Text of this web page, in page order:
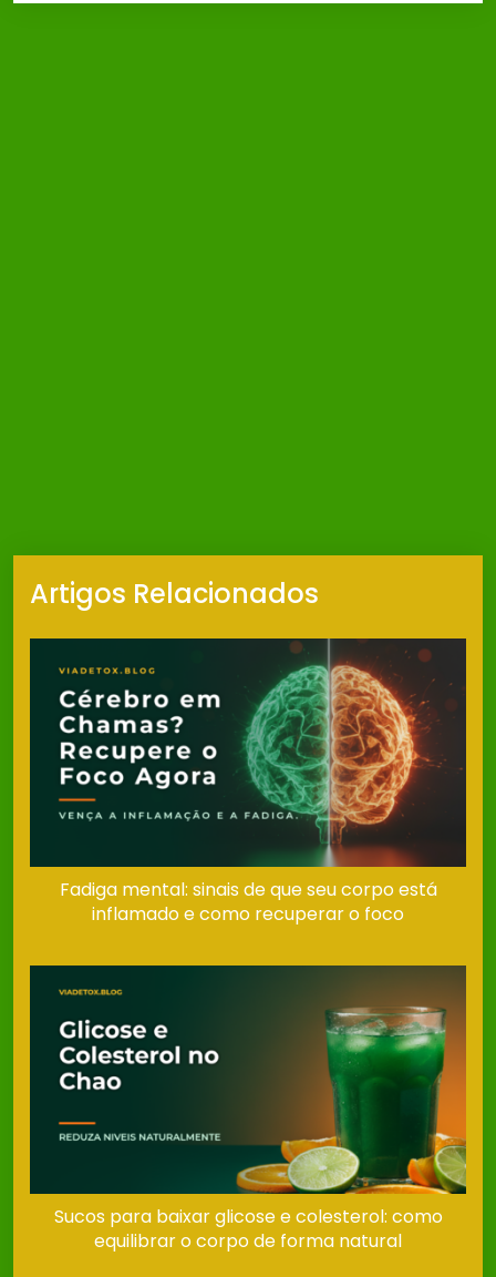
Artigos Relacionados
Fadiga mental: sinais de que seu corpo está
inflamado e como recuperar o foco
Sucos para baixar glicose e colesterol: como
equilibrar o corpo de forma natural